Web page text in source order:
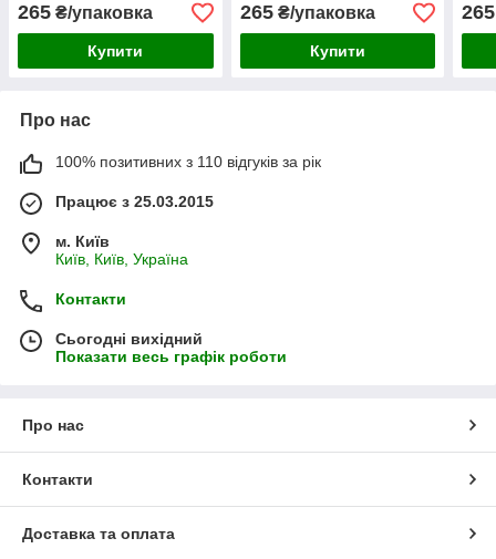
265 ₴/упаковка
Купити
265₴/упаковка
Купити
265
Про нас
100% позитивних з 110 відгуків за рік
Працює з 25.03.2015
м. Київ
Київ, Київ, Україна
Контакти
Сьогодні вихідний
Показати весь графік роботи
Про нас
Контакти
Доставка та оплата